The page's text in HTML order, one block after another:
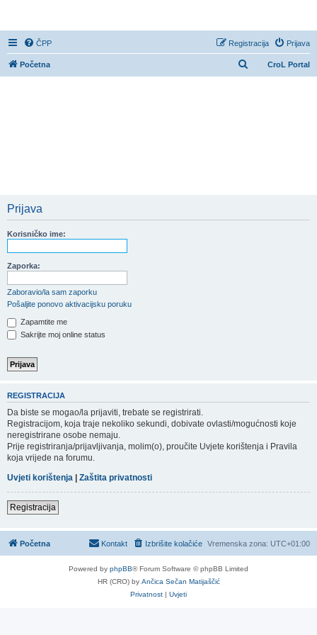
ČPP Prijava
Registracija
CroL Portal
Početna
Prijava
Korisničko ime:
Zaporka:
Zaboravio/la sam zaporku
Pošaljite ponovo aktivacijsku poruku
Zapamtite me
Sakrijte moj online status
REGISTRACIJA
Da biste se mogao/la prijaviti, trebate se registrirati.
Registracijom, koja traje nekoliko sekundi, dobivate ovlasti/mogućnosti koje
neregistrirane osobe nemaju.
Prije registriranja/prijavljivanja, molim(o), proučite Uvjete korištenja i Pravila
koja vrijede na forumu.
Uvjeti korištenja | Zaštita privatnosti
Registracija
Početna Vremenska zona: UTC+01:00
Izbrišite kolačiće
Kontakt
Powered by phpBB® Forum Software © phpBB Limited
HR (CRO) by Ančica Sečan Matijaščić
Privatnost | Uvjeti